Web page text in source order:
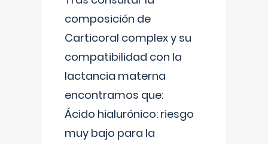
composición de
Carticoral complex y su
compatibilidad con la
lactancia materna
encontramos que:
Ácido hialurónico: riesgo
muy bajo para la